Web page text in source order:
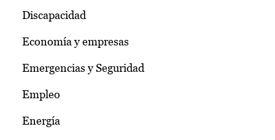
Discapacidad
Economía y empresas
Emergencias y Seguridad
Empleo
Energía